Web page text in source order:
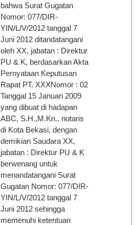
bahwa Surat Gugatan
Nomor: 077/DIR-
YIN/L/V/2012 tanggal 7
Juni 2012 ditandatangani
oleh XX, jabatan : Direktur
PU & K, berdasarkan Akta
Pernyataan Keputusan
Rapat PT. XXXNomor : 02
Tanggal 15 Januari 2009
yang dibuat di hadapan
ABC, S.H.,M.Kn., notaris
di Kota Bekasi, dengan
demikian Saudara XX,
jabatan : Direktur PU & K
berwenang untuk
menandatangani Surat
Gugatan Nomor: 077/DIR-
YIN/L/V/2012 tanggal 7
Juni 2012 sehingga
memenuhi ketentuan